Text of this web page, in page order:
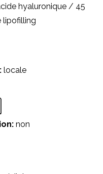
hyaluronique / 45
lipofilling
locale
non